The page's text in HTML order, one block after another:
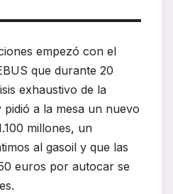
empezó con el
que durante 20
exhaustivo de la
a la mesa un nuevo
millones, un
al gasoil y que las
euros por autocar se